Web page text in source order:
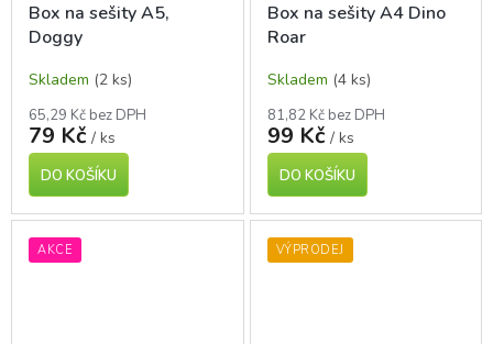
Box na sešity A5,
Doggy
Skladem (2 ks)
65,29 Kč bez DPH
79 Kč / ks
DO KOŠÍKU
Box na sešity A4 Dino
Roar
Skladem (4 ks)
81,82 Kč bez DPH
99 Kč / ks
DO KOŠÍKU
AKCE VÝPRODEJ